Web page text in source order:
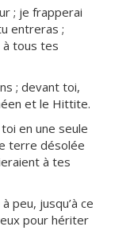
; je frapperai
entreras ;
tous tes
; devant toi,
et le Hittite.
en une seule
terre désolée
à tes
peu, jusqu’à ce
pour hériter